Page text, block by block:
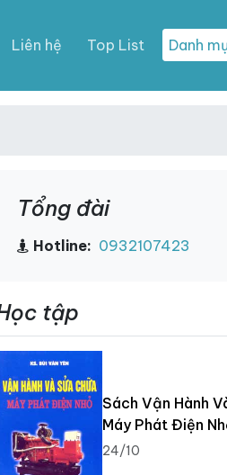
Liên hệ Top List Danh
Tổng đài
Hotline: 0932107423
tập
Sách Vận Hành
Máy Phát Điện
24/10